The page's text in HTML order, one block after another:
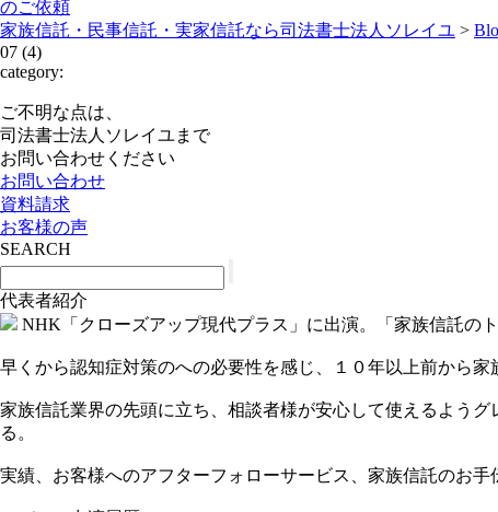
のご依頼
家族信託・民事信託・実家信託なら司法書士法人ソレイユ >
07 (4)
category:
ご不明な点は、
司法書士法人ソレイユまで
お問い合わせください
お問い合わせ
資料請求
お客様の声
SEARCH
代表者紹介
NHK「クローズアップ現代プラス」に出演。「家族信託の
早くから認知症対策のへの必要性を感じ、１０年以上前から
家族信託業界の先頭に立ち、相談者様が安心して使えるよう
る。
実績、お客様へのアフターフォローサービス、家族信託のお手